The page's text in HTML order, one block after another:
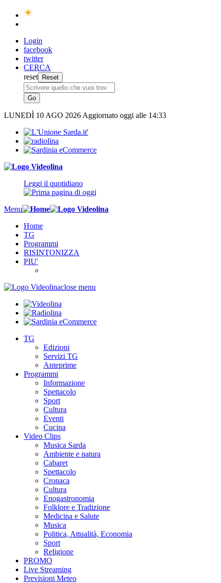
Login
facebook
twitter
CERCA
reset
LUNEDÌ 10 AGO 2026 Aggiornato oggi alle 14:33
Leggi il quotidiano
Menu
Home
TG
Programmi
RISINTONIZZA
PIU'
close menu
TG
Edizioni
Servizi TG
Anteprime
Programmi
Informazione
Spettacolo
Sport
Cultura
Eventi
Cucina
Video Clips
Musica Sarda
Ambiente e natura
Cabaret
Spettacolo
Cronaca
Cultura
Enogastronomia
Folklore e Tradizione
Medicina e Salute
Musica
Politica, Attualità, Economia
Sport
Religione
PROMO
Live Streaming
Previsioni Meteo